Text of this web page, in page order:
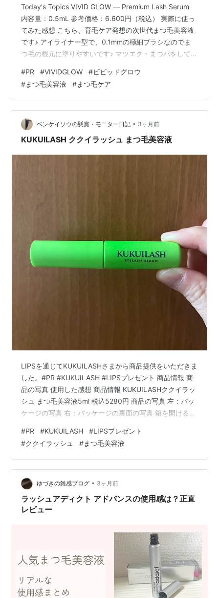
Today's Topics VIVID GLOW — Premium Lash Serum
内容量：0.5mL 参考価格：6.600円（税込） 実際に使っ
てみた感想 こちら、育毛ケア発想の次世代まつ毛美容液
です♪ アイライナー型で、0.1mmの極細ブラシなのでま
つ毛の根元に塗りやすいです♪ マツエク・まつパをしてる
成分を含まない低刺激設計なので、敏感な方でも安心し
て使えます♪ 1ヶ月間朝晩、洗顔後（スキンケアの一番最
初）に塗り続けてみましたが 商品説明にも書いたよう
に、塗りやすいですし 個人的にはしみたりもなかった
し、色素沈着も全く感じま…
#PR #VIVIDGLOW #ビビッドグロウ
#まつ毛美容液 #まつ毛ケア
ベンケイソウの懸賞・モニター日記 • 3ヶ月前
KUKUILASH ククイラッシュ まつ毛美容液
LIPSを通じてKUKUILASHさまから商品提供をいただきま
した。#PR #KUKUILASH #LIPSプレゼント 商品情報 商
品の写真 使用した感想 商品情報 KUKUILASHククイラッ
シュ まつ毛美容液5ml 税込5280円 商品の写真 左：パッ
ケージの写真 右：パッケージの裏面の写真 箱を開けると
感想 朝晩の洗顔後に使用しています。香りは気にならな
かったです。まつ毛に塗布するチップのサイズは小さめ
です。まつ毛全体に塗布しやすいなと思いました。使い
心地がいいなと思いました♪ LIPSさま、KUKUILASHさま
ありがとうございます！…
#PR #KUKUILASH #LIPSプレゼント
#ククイラッシュ #まつ毛美容液
ゆづきの雑感ブログ • 3ヶ月前
ラッシュアディクト アドバンスの使用感は？正直
レビュー